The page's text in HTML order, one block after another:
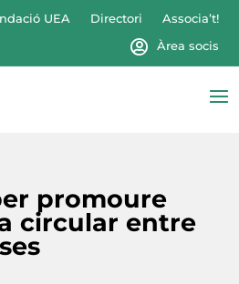
UEA Directori
Associa’t!
Àrea socis
promoure
circular entre